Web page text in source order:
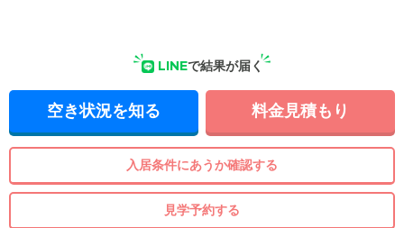
LINEで結果が届く
空き状況を知る 料金見積もり
入居条件にあうか確認する
見学予約する